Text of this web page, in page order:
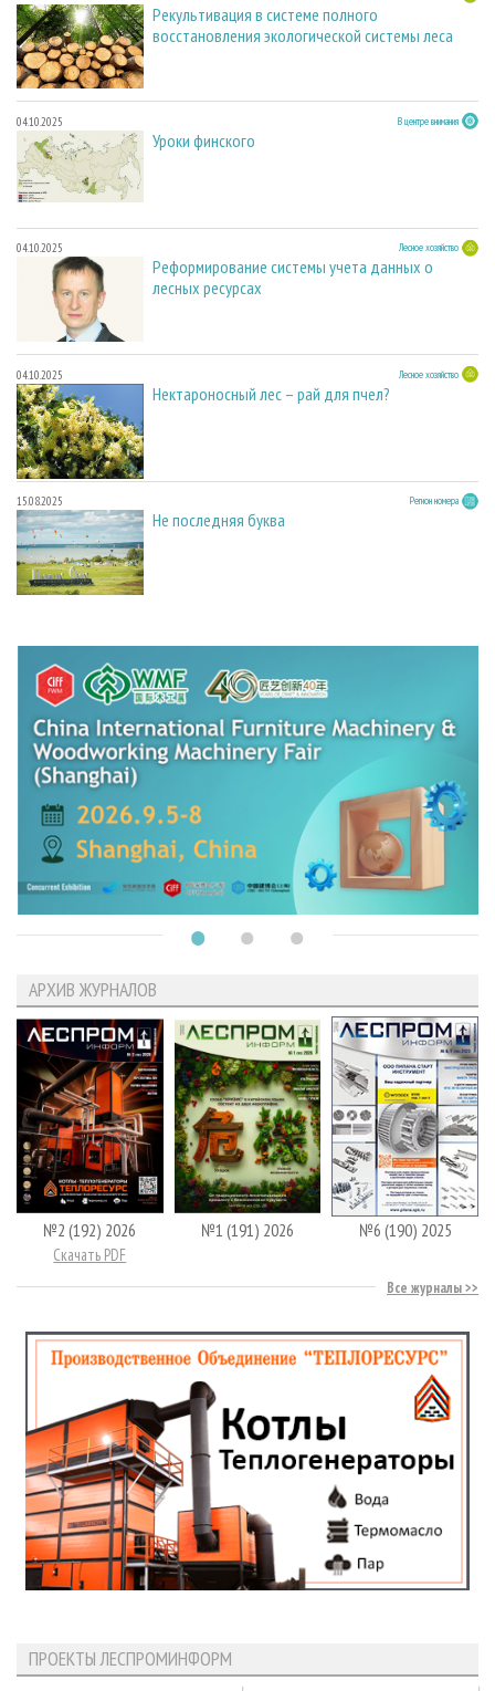
Рекультивация в системе полного
восстановления экологической системы леса
04.10.2025 В центре внимания
Уроки финского
04.10.2025 Лесное хозяйство
Реформирование системы учета данных о
лесных ресурсах
04.10.2025 Лесное хозяйство
Нектароносный лес – рай для пчел?
15.08.2025 Регион номера
Не последняя буква
АРХИВ ЖУРНАЛОВ
№2 (192) 2026
Скачать PDF
№1 (191) 2026 №6 (190) 2025
Все журналы
ПРОЕКТЫ ЛЕСПРОМИНФОРМ